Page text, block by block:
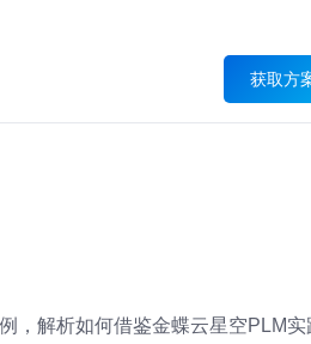
获取方
，解析如何借鉴金蝶云星空PLM实